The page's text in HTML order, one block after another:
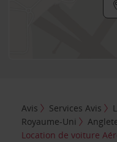
Avis Services Avis
Royaume-Uni
Location de voiture